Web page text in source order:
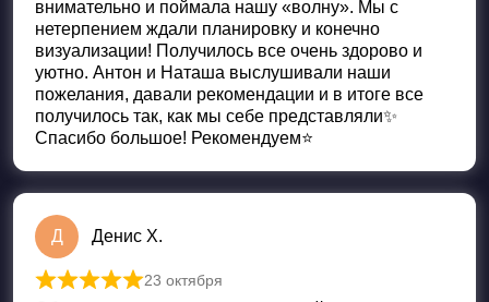
внимательно и поймала нашу «волну». Мы с
нетерпением ждали планировку и конечно
визуализации! Получилось все очень здорово и
уютно. Антон и Наташа выслушивали наши
пожелания, давали рекомендации и в итоге все
получилось так, как мы себе представляли✨
Спасибо большое! Рекомендуем⭐️
Д Денис Х.
Оценка5 из 5
23 октября